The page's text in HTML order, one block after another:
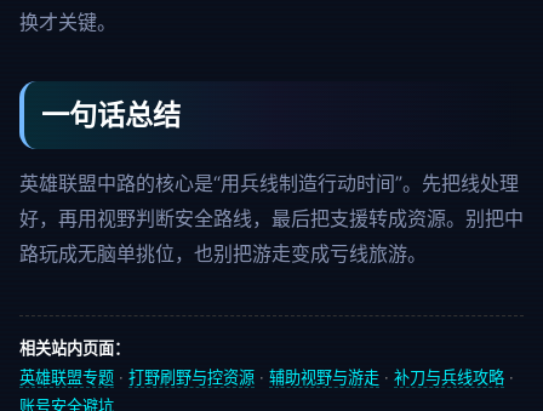
换才关键。
一句话总结
英雄联盟中路的核心是“用兵线制造行动时间”。先把线处理
好，再用视野判断安全路线，最后把支援转成资源。别把中
路玩成无脑单挑位，也别把游走变成亏线旅游。
相关站内页面：
英雄联盟专题 · 打野刷野与控资源 · 辅助视野与游走 · 补刀与兵线攻略 ·
账号安全避坑